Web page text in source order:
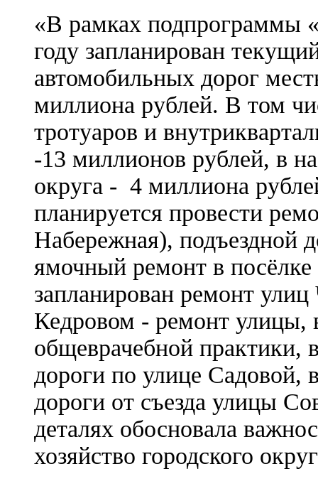
«В рамках подпрограммы
году запланирован
автомобильных дорог
миллиона рублей. В том
тротуаров и
-13 миллионов рублей, в
округа - 4 миллиона
планируется провести
Набережная), подъездной
ямочный ремонт в
запланирован ремонт
Кедровом - ремонт улицы,
общеврачебной практики,
дороги по улице Садовой,
дороги от съезда улицы
деталях обосновала
хозяйство городского